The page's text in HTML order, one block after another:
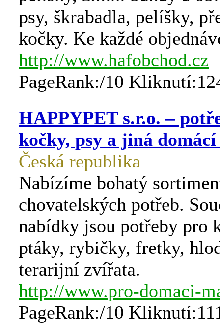
psy, škrabadla, pelíšky,
kočky. Ke každé
http://www.hafobchod.cz
PageRank:/10
HAPPYPET s.r.o. –
kočky, psy a jiná
Česká republika
Nabízíme bohatý
chovatelských potřeb.
nabídky jsou potřeby pro
ptáky, rybičky, fretky,
terarijní zvířata.
http://www.pro-domaci-
PageRank:/10